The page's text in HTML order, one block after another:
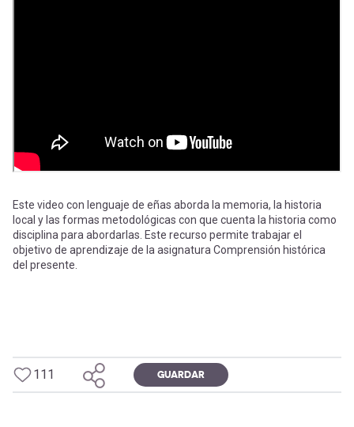
entrar
a
mi
Este video con lenguaje de eñas aborda la memoria, la historia
local y las formas metodológicas con que cuenta la historia como
disciplina para abordarlas. Este recurso permite trabajar el
objetivo de aprendizaje de la asignatura Comprensión histórica
del presente.
111 GUARDAR